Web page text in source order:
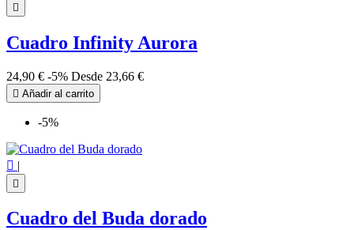

Cuadro Infinity Aurora
24,90 € -5% Desde 23,66 €
 Añadir al carrito
-5%
 |

Cuadro del Buda dorado